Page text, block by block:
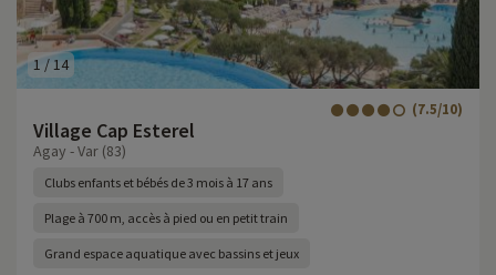
1 /14
Village Cap Esterel
(7.5/10)
Agay - Var (83)
Clubs enfants et bébés de 3 mois à 17 ans
Plage à 700 m, accès à pied ou en petit train
Grand espace aquatique avec bassins et jeux